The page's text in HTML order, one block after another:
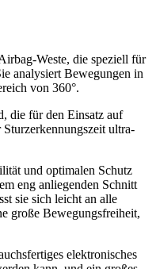
Weste, die speziell für
analysiert Bewegungen in
von 360°.
die für den Einsatz auf
ultra-
und optimalen Schutz
eng anliegenden Schnitt
sie sich leicht an alle
große Bewegungsfreiheit,
elektronisches